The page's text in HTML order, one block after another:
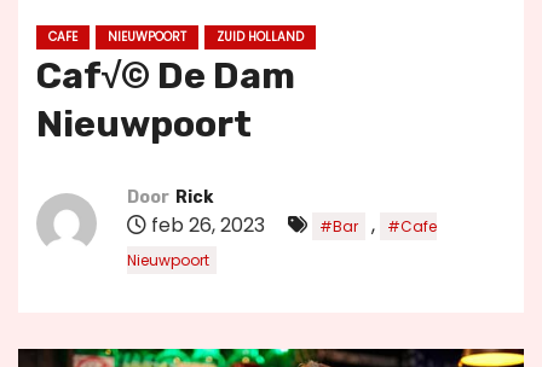
CAFE NIEUWPOORT ZUID HOLLAND
Caf√© De Dam
Nieuwpoort
Door Rick
feb 26, 2023 #Bar ,
#Cafe
Nieuwpoort